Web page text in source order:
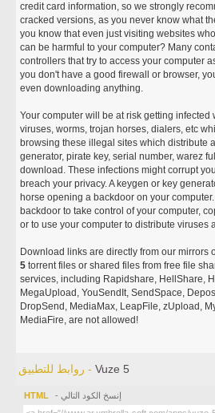
credit card information, so we strongly
cracked versions, as you never know what
you know that even just visiting websites
can be harmful to your computer? Many
controllers that try to access your computer
you don't have a good firewall or browser,
even downloading anything.
Your computer will be at risk getting infected
viruses, worms, trojan horses, dialers, etc
browsing these illegal sites which distribute
generator, pirate key, serial number, warez
download. These infections might corrupt
breach your privacy. A keygen or key
horse opening a backdoor on your
backdoor to take control of your computer,
or to use your computer to distribute viruses
Download links are directly from our mirrors
5 torrent files or shared files from free file
services, including Rapidshare, HellShare,
MegaUpload, YouSendIt, SendSpace,
DropSend, MediaMax, LeapFile, zUpload,
MediaFire, are not allowed!
روابط للتطبيق -Vuze 5
HTML - إنسخ الكود التالي